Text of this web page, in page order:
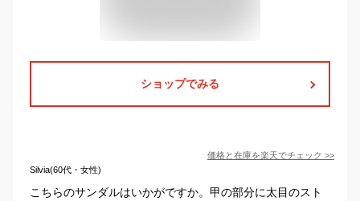
ショップでみる
価格と在庫を楽天でチェック >>
Silvia(60代・女性)
こちらのサンダルはいかがですか。甲の部分に太目のスト